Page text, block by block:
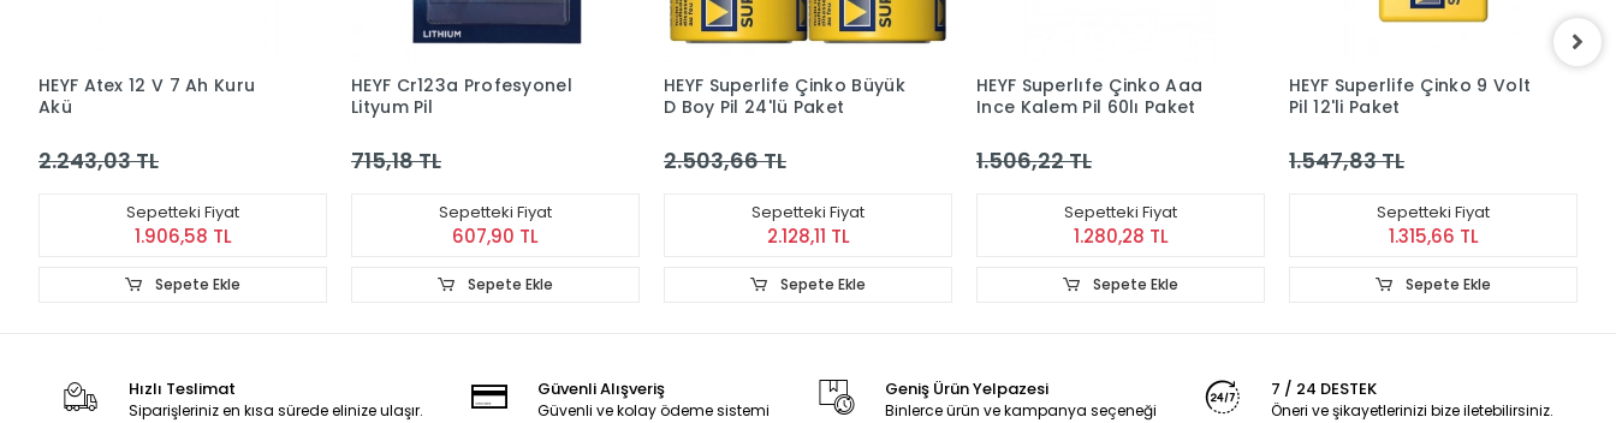
HEYF Atex 12 V 7 Ah Kuru
Akü
2.243,03 TL
Sepetteki Fiyat
1.906,58 TL
Sepete Ekle
HEYF Cr123a Profesyonel
Lityum Pil
715,18 TL
Sepetteki Fiyat
607,90 TL
Sepete Ekle
HEYF Superlife Çinko Büyük
D Boy Pil 24'lü Paket
2.503,66 TL
Sepetteki Fiyat
2.128,11 TL
Sepete Ekle
HEYF Superlıfe Çinko Aaa
Ince Kalem Pil 60lı Paket
1.506,22 TL
Sepetteki Fiyat
1.280,28 TL
Sepete Ekle
HEYF Superlife Çinko 9 Volt
Pil 12'li Paket
1.547,83 TL
Sepetteki Fiyat
1.315,66 TL
Sepete Ekle
Hızlı Teslimat
Siparişleriniz en kısa sürede elinize ulaşır.
Güvenli Alışveriş
Güvenli ve kolay ödeme sistemi
Geniş Ürün Yelpazesi
Binlerce ürün ve kampanya seçeneği
7 / 24 DESTEK
Öneri ve şikayetlerinizi bize iletebilirsiniz.